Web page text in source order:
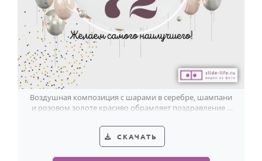
Воздушная композиция с шарами в серебре, шампани
и розовом золоте красиво обрамляет поздравление к
СКАЧАТЬ